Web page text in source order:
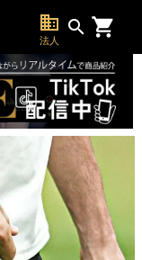
business
法人
search